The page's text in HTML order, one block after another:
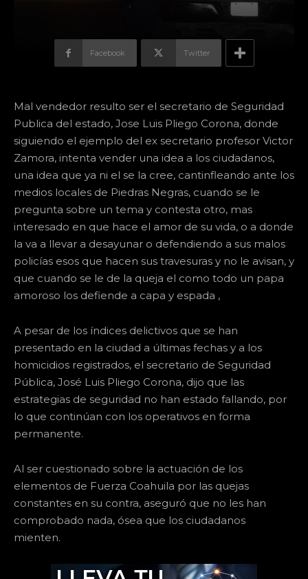
Facebook Twitter
Mal vendedor resulto ser el secretario de Seguridad
Publica del estado, Jose Luis Pliego Corona, donde
siguiendo el ejemplo del ex secretario profesor Victor
Zamora, intenta vender una idea a los ciudadanos,
una idea que ya ni el se la cree, cantinfleando ante los
medios locales de Piedras Negras, cuando se le
pregunta sobre un tema y contesta otro, mas
interesado en que hace el amor de su vida, o a donde
la va a llevar a desayunar o defendiendo a sus malos
policías esos que hacen sus travesuras y no le avisan, y
que cuando se le de la queja el como todo un papa
amoroso los defiende a capa y espada ,
A pesar de los índices delictivos que se han
presentado en la ciudad a últimas fechas y a los
homicidios registrados, el secretario de Seguridad
Pública, José Luis Pliego Corona, dijo que las
estrategias de seguridad no han estado fallando, por
lo que continúan con los operativos en forma
permanente.
Al ser cuestionado sobre la actuación de los
elementos de Fuerza Coahuila por las quejas
constantes en su contra, aseguró que no les han
comprobado nada, ósea que los ciudadanos
mienten.